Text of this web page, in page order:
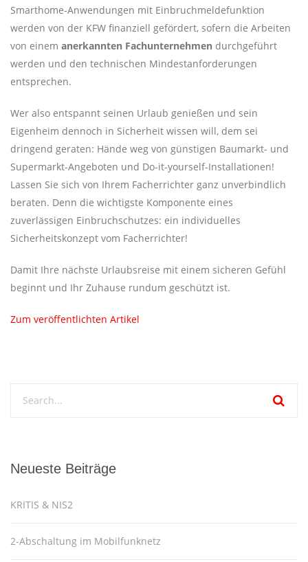
Smarthome-­Anwendungen mit Einbruch­meldefunktion
werden von der KFW finanziell gefördert, sofern die Arbeiten
von einem anerkannten Fach­unternehmen durchgeführt
werden und den technischen Mindestanforderungen
entsprechen.
Wer also entspannt seinen Urlaub genießen und sein
Eigenheim dennoch in Sicherheit wissen will, dem sei
dringend geraten: Hände weg von günstigen Baumarkt- und
Supermarkt-Angeboten und Do-it-yourself-Installationen!
Lassen Sie sich von Ihrem Facherrichter ganz unverbindlich
beraten. Denn die wichtigste Komponente eines
zuverlässigen Einbruchschutzes: ein individuelles
Sicherheitskonzept vom Facherrichter!
Damit Ihre nächste Urlaubsreise mit einem sicheren Gefühl
beginnt und Ihr Zuhause rundum geschützt ist.
Zum veröffentlichten Artikel
Neueste Beiträge
KRITIS & NIS2
2-Abschaltung im Mobilfunknetz